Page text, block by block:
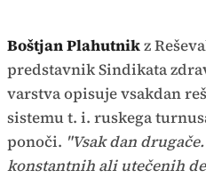
Boštjan Plahutnikz
predstavnik Sindikata
varstva opisuje vsakdan
sistemu t. i. ruskega
ponoči. "Vsak dan
konstantnih ali utečenih